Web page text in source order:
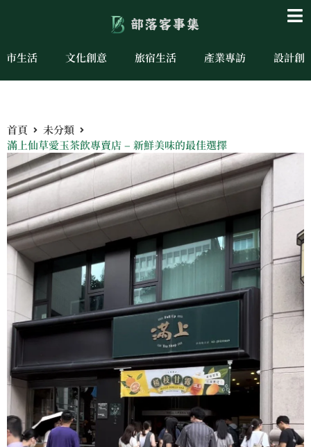
市生活 文化創意 旅宿生活 產業專訪 設計創
首頁
未分類
滿上仙草愛玉茶飲專賣店 – 新鮮美味的最佳選擇